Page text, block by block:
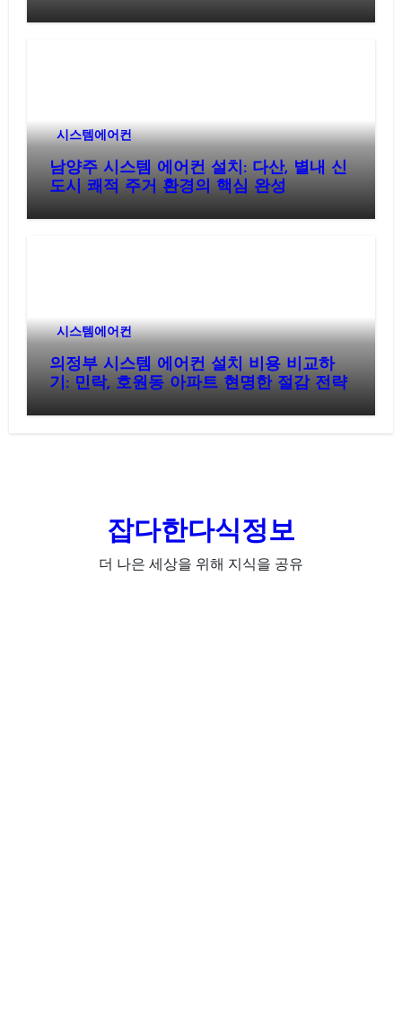
시스템에어컨
남양주 시스템 에어컨 설치: 다산, 별내 신
도시 쾌적 주거 환경의 핵심 완성
시스템에어컨
의정부 시스템 에어컨 설치 비용 비교하
기: 민락, 호원동 아파트 현명한 절감 전략
잡다한다식정보
더 나은 세상을 위해 지식을 공유